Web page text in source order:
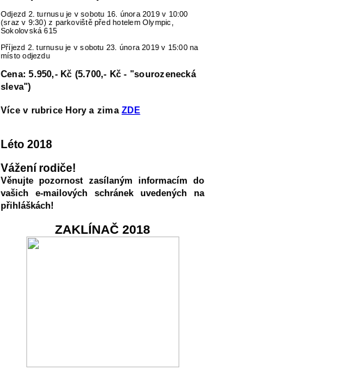
Odjezd 2. turnusu je v sobotu 16. února 2019 v 10:00
(sraz v 9:30) z parkoviště před hotelem Olympic,
Sokolovská 615
Příjezd 2. turnusu je v sobotu 23. února 2019 v 15:00 na
místo odjezdu
Cena: 5.950,- Kč (5.700,- Kč - "sourozenecká
sleva")
Více v rubrice Hory a zimaZDE
Léto 2018
Vážení rodiče!
Věnujte pozornost zasílaným informacím do
vašich e-mailových schránek uvedených na
přihláškách!
ZAKLÍNAČ 2018